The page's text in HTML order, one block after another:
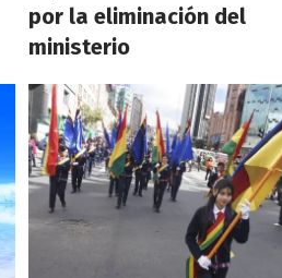
por la eliminación del
ministerio